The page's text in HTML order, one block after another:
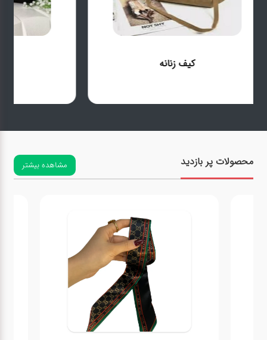
کیف زنانه
محصولات پر بازدید مشاهده بیشتر